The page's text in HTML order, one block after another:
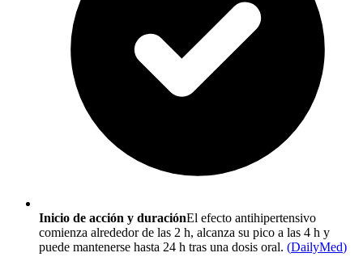
Inicio de acción y duraciónEl efecto antihipertensivo
comienza alrededor de las 2 h, alcanza su pico a las 4 h y
puede mantenerse hasta 24 h tras una dosis oral. (DailyMed)